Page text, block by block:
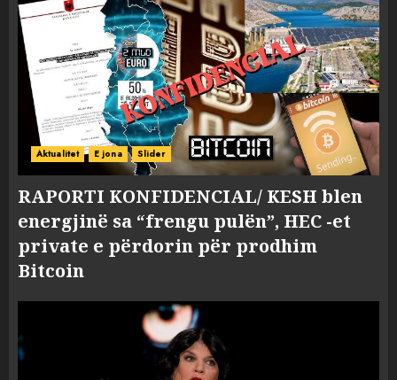
Aktualitet E jona Slider
RAPORTI KONFIDENCIAL/ KESH blen
energjinë sa “frengu pulën”, HEC -et
private e përdorin për prodhim
Bitcoin